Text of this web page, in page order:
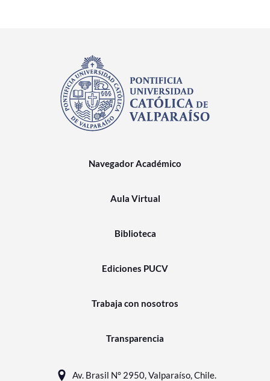
Navegador Académico
Aula Virtual
Biblioteca
Ediciones PUCV
Trabaja con nosotros
Transparencia
Av. Brasil N° 2950, Valparaíso, Chile.